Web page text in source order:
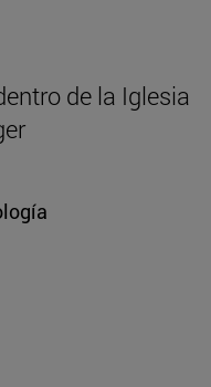
de la Iglesia